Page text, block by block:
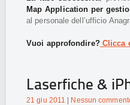
Map Application per
al personale dell’ufficio
Vuoi approfondire?Clicca
Laserfiche &
21 giu 2011 Nessun